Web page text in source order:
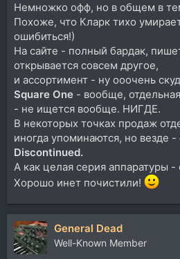
Немножко офф, но в общем в
Похоже, что Кларк тихо
ошибиться!)
На сайте - полный бардак,
открывается совсем другое,
и ассортимент - ну ооочень
Square One - вообще,
- не ищется вообще. НИГДЕ.
В некоторых точках продаж
иногда упоминаются, но везде -
Discontinued.
А как целая серия аппаратуры -
Хорошо инет почистили!
General Dead
Well-Known Member